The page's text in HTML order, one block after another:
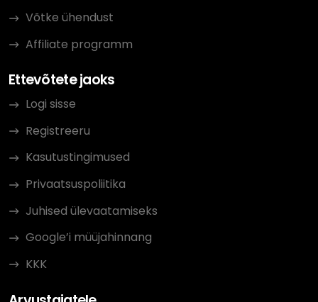
Võtke ühendust
Affiliate programm
Ettevõtete jaoks
Logi sisse
Registreeru
Kasutustingimused
Privaatsuspoliitika
Juhised ülevaatamiseks
Google’i müüjahinnang
KKK